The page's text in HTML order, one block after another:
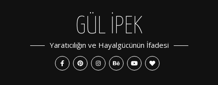
GÜL İPEK
Yaratıcılığın ve Hayalgücünün İfadesi